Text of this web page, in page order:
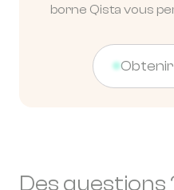
borne Qista vous
Des questions